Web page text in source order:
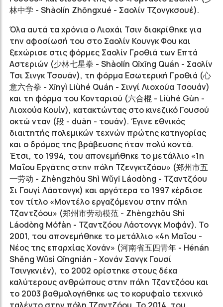
林中学 - Shàolín Zhōngxué - Σαολίν Τζονγκσουέ).
Όλα αυτά τα χρόνια ο Λιοχάι Τσιν διακρίθηκε για
την αφοσίωσή του στο Σαολίν Κουνγκ Φου και
ξεχώρισε στις φόρμες Σαολίν Γροθιά των Επτά
Αστεριών (少林七星拳 - Shàolín Qīxīng Quán - Σαολίν
Τσι Σινγκ Τσουάν), τη φόρμα Εσωτερική Γροθιά (心
意六合拳 - Xīnyì Liùhé Quán - Σινγί Λιοχούα Τσουάν)
και τη φόρμα του Κονταριού (六合棍 - Liùhé Gùn -
Λιοχούα Κουίν), κατακτώντας στο κινεζικό Γουσού
οκτώ νταν (段 - duàn - τουάν). Έγινε εθνικός
διαιτητής πολεμικών τεχνών πρώτης κατηγορίας
και ο δρόμος της βράβευσης ήταν πολύ κοντά.
Έτσι, το 1994, του απονεμήθηκε το μετάλλιο «1η
Μαΐου Εργάτης στην πόλη Τζενγκτζόου» (郑州市五
一劳动 - Zhèngzhōu Shì Wǔyī Láodòng - Τζαντζόου
Σι Γουγί Λάοτονγκ) και αργότερα το 1997 κέρδισε
τον τίτλο «Μοντέλο εργαζόμενου στην πόλη
Τζαντζόου» (郑州市劳动模范 - Zhèngzhōu Shì
Láodòng Mófàn - Τζαντζόου Λάοτονγκ Μοφάν). Το
2001, του απονεμήθηκε το μετάλλιο «4η Μαΐου -
Νέος της επαρχίας Χονάν» (河南省五四青年 - Hénán
Shěng Wǔsì Qīngnián - Χονάν Σανγκ Γουσί
Τσινγκνιέν), το 2002 ορίστηκε στους δέκα
καλύτερους ανθρώπους στην πόλη Τζαντζόου και
το 2003 βαθμολογήθηκε ως το κορυφαίο τεχνικό